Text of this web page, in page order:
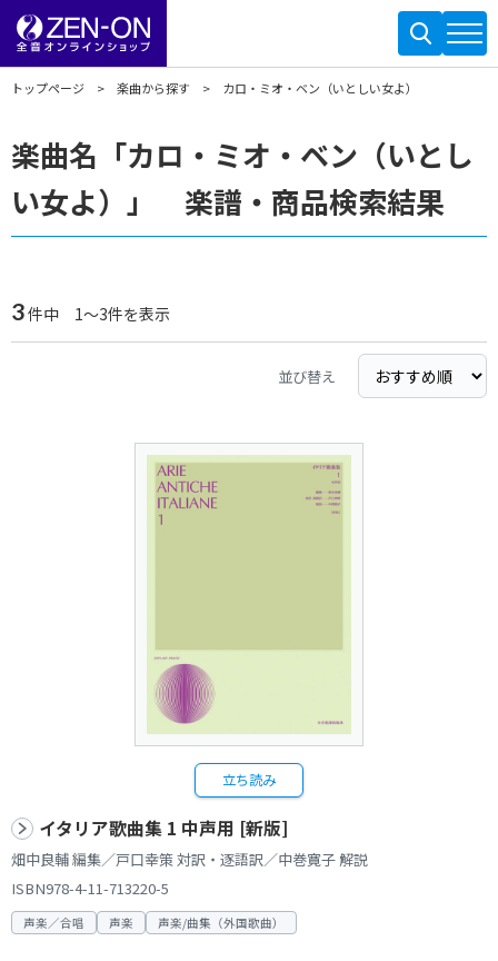
トップページ 楽曲から探す カロ・ミオ・ベン（いとしい女よ）
楽曲名「カロ・ミオ・ベン（いとし
い女よ）」 楽譜・商品検索結果
3件中 1～3件を表示
並び替え
立ち読み
イタリア歌曲集 1 中声用 [新版]
畑中良輔 編集／戸口幸策 対訳・逐語訳／中巻寛子 解説
ISBN978-4-11-713220-5
声楽／合唱 声楽 声楽/曲集（外国歌曲）